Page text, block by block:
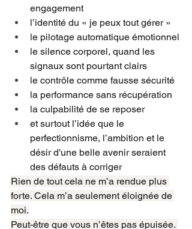
engagement
l’identité du « je peux tout gérer »
le pilotage automatique émotionnel
le silence corporel, quand les
signaux sont pourtant clairs
le contrôle comme fausse sécurité
la performance sans récupération
la culpabilité de se reposer
et surtout l’idée que le
perfectionnisme, l’ambition et le
désir d'une belle avenir seraient
des défauts à corriger
Rien de tout cela ne m’a rendue plus
forte. Cela m’a seulement éloignée de
moi.
Peut-être que vous n’êtes pas épuisée.